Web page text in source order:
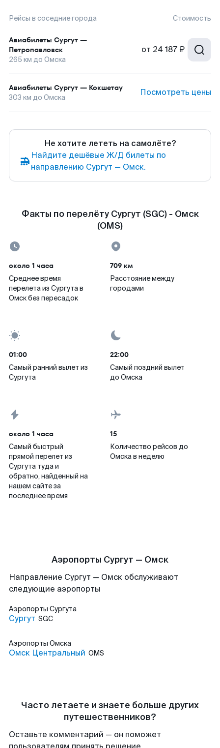
Рейсы в соседние города Стоимость
Авиабилеты Сургут —
Петропавловск
265 км до Омска
от 24 187 ₽
Авиабилеты Сургут — Кокшетау
303 км до Омска Посмотреть цены
Не хотите лететь на самолёте?
Найдите дешёвые Ж/Д билеты по
направлению Сургут — Омск.
Факты по перелёту Сургут (SGC) - Омск
(OMS)
около 1 часа
Среднее время
перелета из Сургута в
Омск без пересадок
709 км
Расстояние между
городами
01:00
Самый ранний вылет из
Сургута
22:00
Самый поздний вылет
до Омска
около 1 часа
Самый быстрый
прямой перелет из
Сургута туда и
обратно, найденный на
нашем сайте за
последнее время
15
Количество рейсов до
Омска в неделю
Аэропорты Сургут — Омск
Направление Сургут — Омск обслуживают
следующие аэропорты
Аэропорты Сургута
Сургут SGC
Аэропорты Омска
Омск Центральный OMS
Часто летаете и знаете больше других
путешественников?
Оставьте комментарий — он поможет